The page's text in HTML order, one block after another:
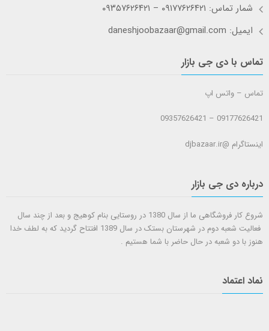
شمار تماس: ۰۹۱۷۷۶۲۶۴۲۱ – ۰۹۳۵۷۶۲۶۴۲۱
ایمیل: daneshjoobazaar@gmail.com
تماس با دی جی بازار
تماس – واتس اپ
09177626421 – 09357626421
اینستاگرام @djbazaar.ir
درباره دی جی بازار
شروع کار فروشگاهی ما از سال 1380 در روستایی بنام کوهیج و بعد از چند سال
فعالیت شعبه دوم در شهرستان بستک در سال 1389 افتتاح گردید که به لطف خدا
هنوز با دو شعبه در حال حاضر با شما هستيم .
نماد اعتماد